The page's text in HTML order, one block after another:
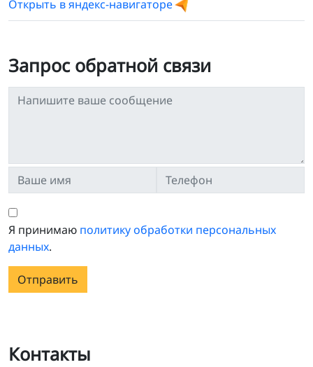
Открыть в яндекс-навигаторе
Запрос обратной связи
Я принимаю политику обработки персональных
данных.
Отправить
Контакты